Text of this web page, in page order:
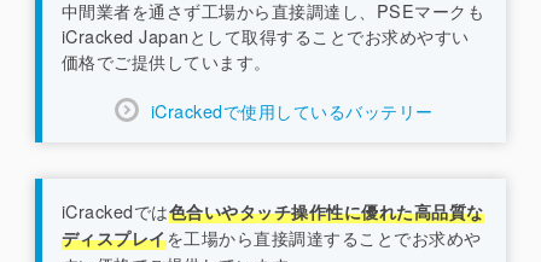
中間業者を通さず工場から直接調達し、PSEマークも
iCracked Japanとして取得することでお求めやすい
価格でご提供しています。
iCrackedで使用しているバッテリー
iCrackedでは色合いやタッチ操作性に優れた高品質な
ディスプレイを工場から直接調達することでお求めや